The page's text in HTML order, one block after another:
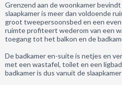
Grenzend aan de woonkamer bevindt
slaapkamer is meer dan voldoende
groot tweepersoonsbed en een
ruimte profiteert wederom van een
toegang tot het balkon en de
De badkamer en-suite is netjes en
met een wastafel, toilet en een
badkamer is dus vanuit de